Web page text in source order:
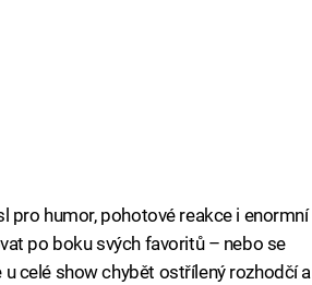
pro humor, pohotové reakce i enormní
po boku svých favoritů – nebo se
celé show chybět ostřílený rozhodčí a